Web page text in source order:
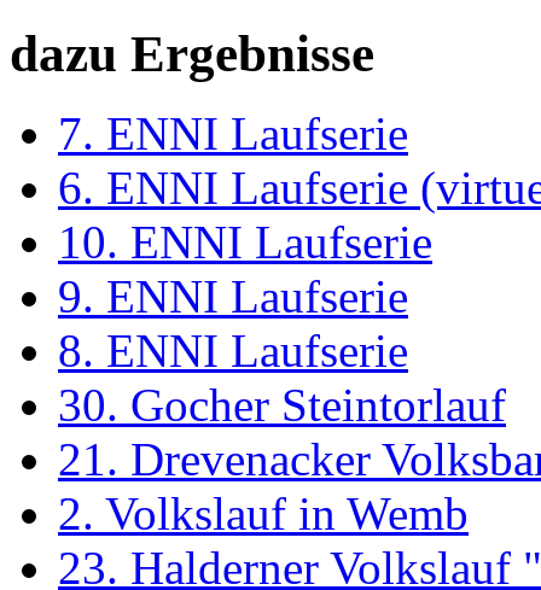
dazu Ergebnisse
7. ENNI Laufserie
6. ENNI Laufserie
10. ENNI Laufserie
9. ENNI Laufserie
8. ENNI Laufserie
30. Gocher Steintorlauf
21. Drevenacker
2. Volkslauf in Wemb
23. Halderner Volkslauf